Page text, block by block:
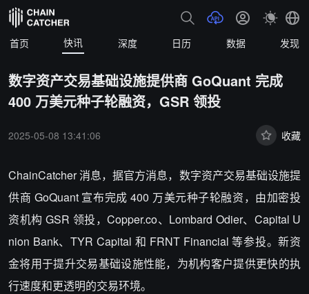
首页 快讯 深度 日历 数据 发现
数字资产交易基础设施提供商 GoQuant 完成
400 万美元种子轮融资，GSR 领投
2025-05-08 13:41:06 收藏
ChainCatcher 消息，据官方消息，数字资产交易基础设施提
供商 GoQuant 宣布完成 400 万美元种子轮融资，由加密投
资机构 GSR 领投，Copper.co、Lombard Odier、Capital U
nion Bank、TYR Capital 和 FRNT Financial 等参投。新资
金将用于提升交易基础设施性能，为机构客户提供更快的执
行速度和更透明的交易环境。